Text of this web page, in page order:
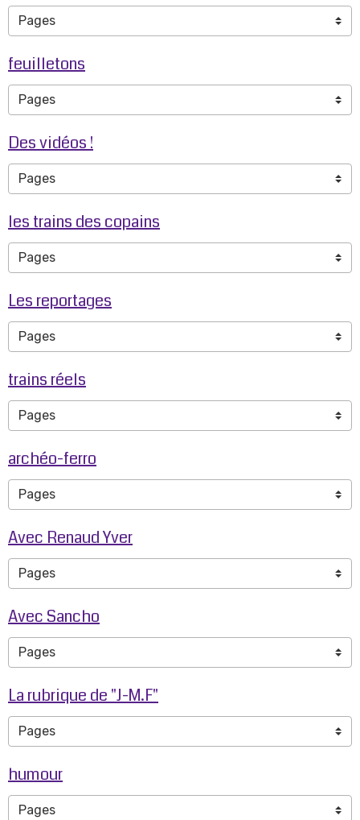
feuilletons
Des vidéos !
les trains des copains
Les reportages
trains réels
archéo-ferro
Avec Renaud Yver
Avec Sancho
La rubrique de "J-M.F"
humour